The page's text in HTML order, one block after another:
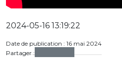
2024-05-16 13:19:22
Date de publication : 16 mai 2024
Partager :